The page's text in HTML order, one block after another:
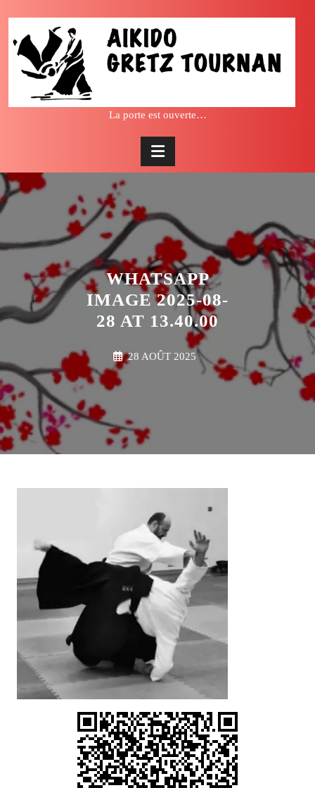
content
La porte est ouverte…
WHATSAPP
IMAGE 2025-08-
28 AT 13.40.00
28 AOÛT 2025